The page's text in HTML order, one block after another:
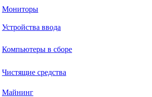
Мониторы
Устройства ввода
Компьютеры в сборе
Чистящие средства
Майнинг